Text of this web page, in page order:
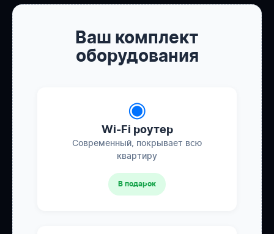
Ваш комплект
оборудования
◉
Wi-Fi роутер
Современный, покрывает всю
квартиру
В подарок